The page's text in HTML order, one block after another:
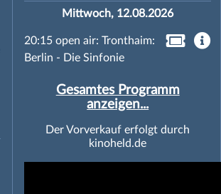
Mittwoch, 12.08.2026
20:15 open air: Tronthaim:
Berlin - Die Sinfonie
Gesamtes Programm
anzeigen...
Der Vorverkauf erfolgt durch
kinoheld.de